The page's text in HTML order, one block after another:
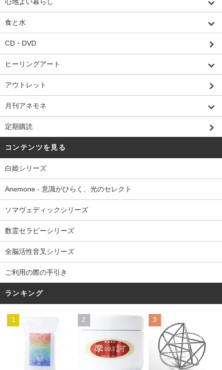
心地よい暮らし
食と水
CD・DVD
ヒーリングアート
アウトレット
月刊アネモネ
定期購読
コンテンツを見る
白姫シリーズ
Anemone - 意識がひらく、光のセレクト
ソマヴェディックシリーズ
数霊セラピーシリーズ
全脳活性音叉シリーズ
ご利用の際の手引き
ランキング
1 2 3